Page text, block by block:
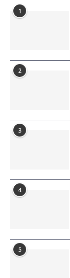
1
2
3
4
5